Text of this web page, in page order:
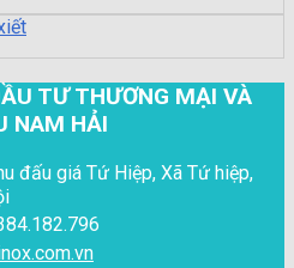
TƯ THƯƠNG MẠI VÀ
NAM HẢI
đấu giá Tứ Hiệp, Xã Tứ hiệp,